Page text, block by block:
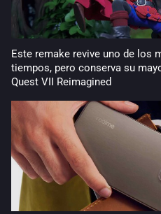
Este remake revive uno de los
tiempos, pero conserva su
Quest VII Reimagined